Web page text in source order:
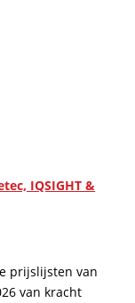
IQSIGHT &
prijslijsten van
van kracht